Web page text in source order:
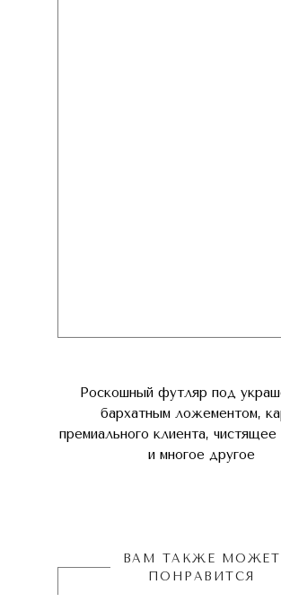
Роскошный футляр под
бархатным ложементом,
премиального клиента,
и многое другое
ВАМ ТАКЖЕ МОЖЕТ
ПОНРАВИТСЯ